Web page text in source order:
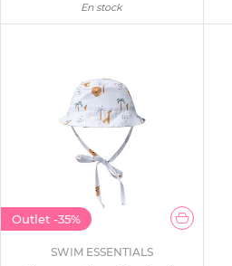
En stock
Outlet -35%
SWIM ESSENTIALS